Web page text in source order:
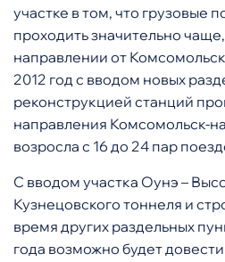
участке в том, что грузовые
проходить значительно
направлении от
2012 год с вводом новых
реконструкцией станций
направления Комсомольск-
возросла с 16 до 24 пар
С вводом участка Оунэ –
Кузнецовского тоннеля и
время других раздельных
года возможно будет